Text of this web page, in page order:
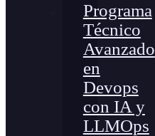
Programa
Técnico
Avanzado
en
Devops
con IA y
LLMOps